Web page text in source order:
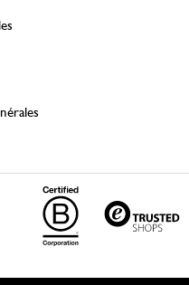
© 2026 Dille & Kamille (Nederland)